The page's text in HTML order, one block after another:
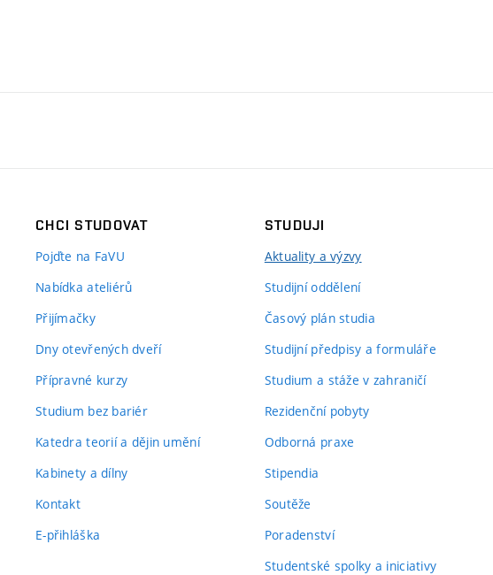
CHCI STUDOVAT
Pojďte na FaVU
Nabídka ateliérů
Přijímačky
Dny otevřených dveří
Přípravné kurzy
Studium bez bariér
Katedra teorií a dějin umění
Kabinety a dílny
Kontakt
E-přihláška
STUDUJI
Aktuality a výzvy
Studijní oddělení
Časový plán studia
Studijní předpisy a formuláře
Studium a stáže v zahraničí
Rezidenční pobyty
Odborná praxe
Stipendia
Soutěže
Poradenství
Studentské spolky a iniciativy